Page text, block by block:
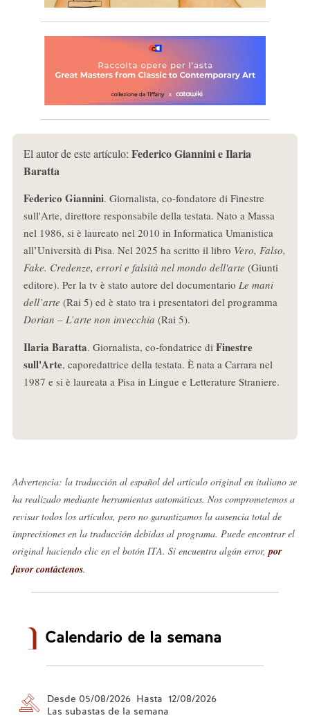
El autor de este artículo: Federico Giannini e Ilaria
Baratta
Federico Giannini. Giornalista, co-fondatore di Finestre
sull'Arte, direttore responsabile della testata. Nato a Massa
nel 1986, si è laureato nel 2010 in Informatica Umanistica
all’Università di Pisa. Nel 2025 ha scritto il libro Vero, Falso,
Fake. Credenze, errori e falsità nel mondo dell'arte (Giunti
editore). Per la tv è stato autore del documentario Le mani
dell’arte (Rai 5) ed è stato tra i presentatori del programma
Dorian – L’arte non invecchia (Rai 5).
Ilaria Baratta. Giornalista, co-fondatrice di Finestre
sull'Arte, caporedattrice della testata. È nata a Carrara nel
1987 e si è laureata a Pisa in Lingue e Letterature Straniere.
Advertencia: la traducción al español del artículo original en italiano se
ha realizado mediante herramientas automáticas. Nos comprometemos a
revisar todos los artículos, pero no garantizamos la ausencia total de
imprecisiones en la traducción debidas al programa. Puede encontrar el
original haciendo clic en el botón ITA. Si encuentra algún error, por
favor contáctenos.
Calendario de la semana
Desde 05/08/2026 Hasta 12/08/2026
Las subastas de la semana